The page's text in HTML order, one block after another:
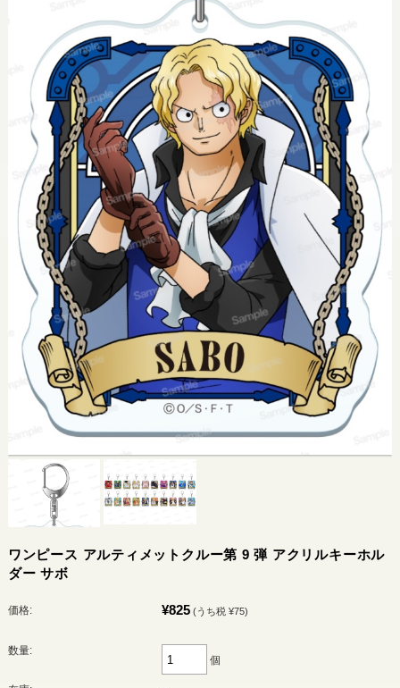
ワンピース アルティメットクルー第 9 弾 アクリルキーホル
ダー サボ
価格: ¥825 (うち税 ¥75)
数量:
個